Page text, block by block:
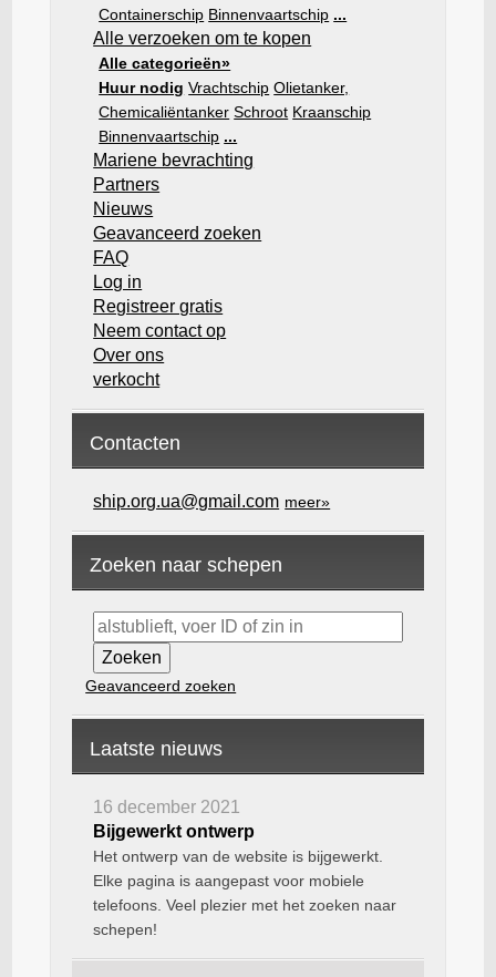
Containerschip Binnenvaartschip ...
Alle verzoeken om te kopen
Alle categorieën»
Huur nodig Vrachtschip Olietanker,
Chemicaliëntanker Schroot Kraanschip
Binnenvaartschip ...
Mariene bevrachting
Partners
Nieuws
Geavanceerd zoeken
FAQ
Log in
Registreer gratis
Neem contact op
Over ons
verkocht
Contacten
ship.org.ua@gmail.com meer»
Zoeken naar schepen
Geavanceerd zoeken
Laatste nieuws
16 december 2021
Bijgewerkt ontwerp
Het ontwerp van de website is bijgewerkt.
Elke pagina is aangepast voor mobiele
telefoons. Veel plezier met het zoeken naar
schepen!